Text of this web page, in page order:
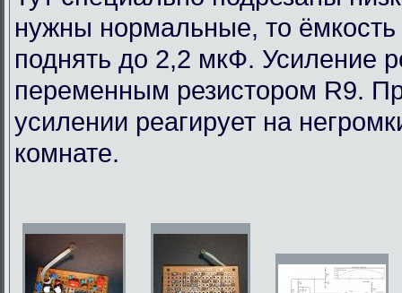
нужны нормальные, то
поднять до 2,2 мкФ. Усиление
переменным резистором R9.
усилении реагирует на
комнате.